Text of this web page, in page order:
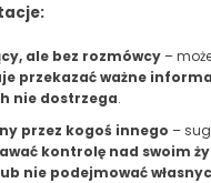
ale bez rozmówcy–
przekazać ważne
nie dostrzega.
przez kogoś innego –
kontrolę nad swoim
nie podejmować